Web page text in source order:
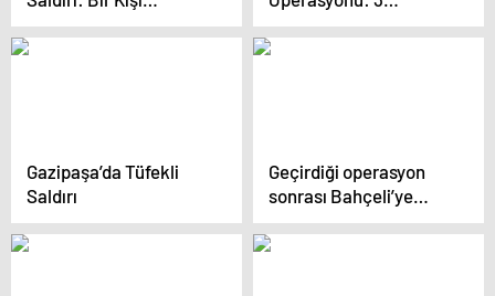
Hayatını Kaybetti
Tutuklama
Gazipaşa’da Tüfekli
Saldırı
Geçirdiği operasyon
sonrası Bahçeli’ye
siyasilerden geçmiş
olsun mesajı yağdı